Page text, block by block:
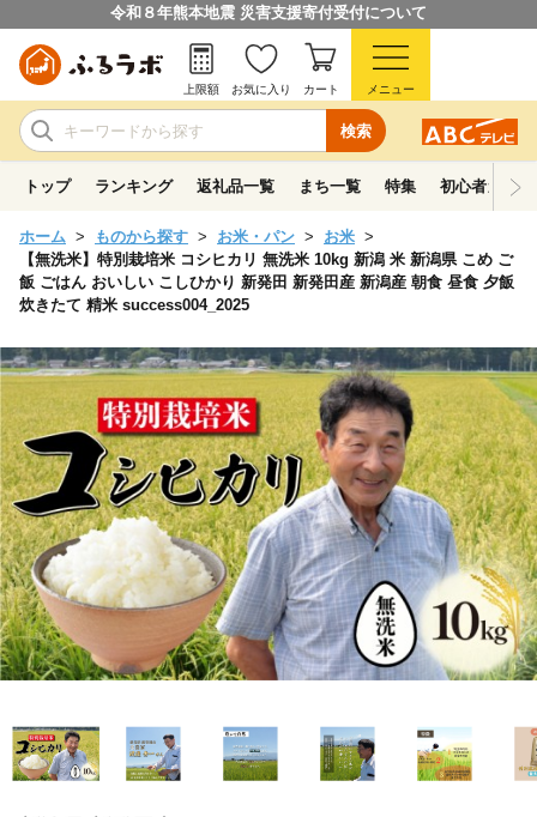
令和８年熊本地震 災害支援寄付受付について
検索
上限額 お気に入り カート メニュー
トップ ランキング 返礼品一覧 まち一覧 特集 初心者ガイド
ホーム ものから探す お米・パン
お米
【無洗米】特別栽培米 コシヒカリ 無洗米 10kg 新潟 米 新潟県 こめ ご
飯 ごはん おいしい こしひかり 新発田 新発田産 新潟産 朝食 昼食 夕飯
炊きたて 精米 success004_2025